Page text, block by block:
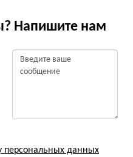
Напишите нам
персональных данных